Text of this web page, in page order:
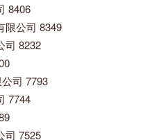
8406
限公司 8349
司 8232
司 7793
7744
司 7525